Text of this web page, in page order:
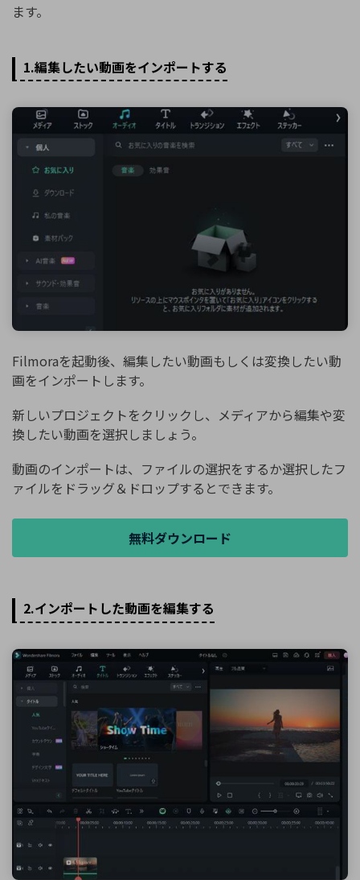
ます。
1.編集したい動画をインポートする
Filmoraを起動後、編集したい動画もしくは変換したい動
画をインポートします。
新しいプロジェクトをクリックし、メディアから編集や変
換したい動画を選択しましょう。
動画のインポートは、ファイルの選択をするか選択したフ
ァイルをドラッグ＆ドロップするとできます。
無料ダウンロード
2.インポートした動画を編集する